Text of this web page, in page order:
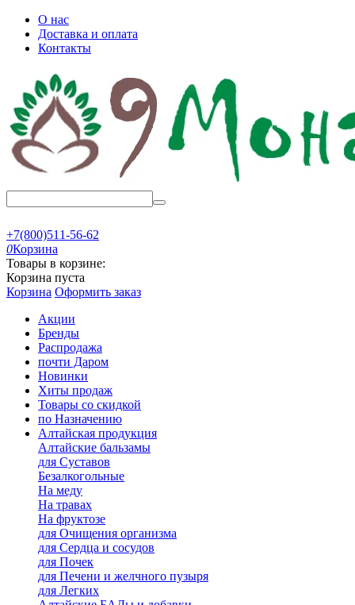
О нас
Доставка и оплата
Контакты
+7(800)511-56-62
0Корзина
Товары в корзине:
Корзина пуста
Корзина Оформить заказ
Акции
Бренды
Распродажа
почти Даром
Новинки
Хиты продаж
Товары со скидкой
по Назначению
Алтайская продукция
Алтайские бальзамы
для Суставов
Безалкогольные
На меду
На травах
На фруктозе
для Очищения организма
для Сердца и сосудов
для Почек
для Печени и желчного пузыря
для Легких